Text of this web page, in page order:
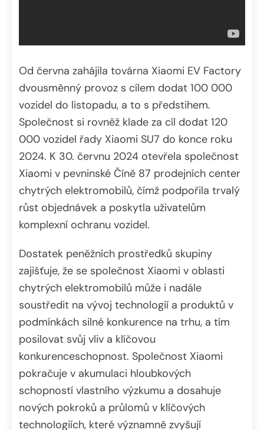
Od června zahájila továrna Xiaomi EV Factory
dvousměnný provoz s cílem dodat 100 000
vozidel do listopadu, a to s předstihem.
Společnost si rovněž klade za cíl dodat 120
000 vozidel řady Xiaomi SU7 do konce roku
2024. K 30. červnu 2024 otevřela společnost
Xiaomi v pevninské Číně 87 prodejních center
chytrých elektromobilů, čímž podpořila trvalý
růst objednávek a poskytla uživatelům
komplexní ochranu vozidel.
Dostatek peněžních prostředků skupiny
zajišťuje, že se společnost Xiaomi v oblasti
chytrých elektromobilů může i nadále
soustředit na vývoj technologií a produktů v
podmínkách silné konkurence na trhu, a tím
posilovat svůj vliv a klíčovou
konkurenceschopnost. Společnost Xiaomi
pokračuje v akumulaci hloubkových
schopností vlastního výzkumu a dosahuje
nových pokroků a průlomů v klíčových
technologiích, které významně zvyšují